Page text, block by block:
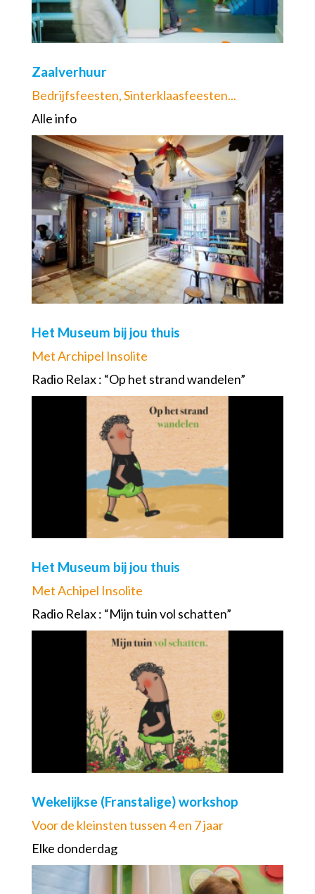
Zaalverhuur
Bedrijfsfeesten, Sinterklaasfeesten...
Alle info
Het Museum bij jou thuis
Met Archipel Insolite
Radio Relax : “Op het strand wandelen”
Het Museum bij jou thuis
Met Achipel Insolite
Radio Relax : “Mijn tuin vol schatten”
Wekelijkse (Franstalige) workshop
Voor de kleinsten tussen 4 en 7 jaar
Elke donderdag